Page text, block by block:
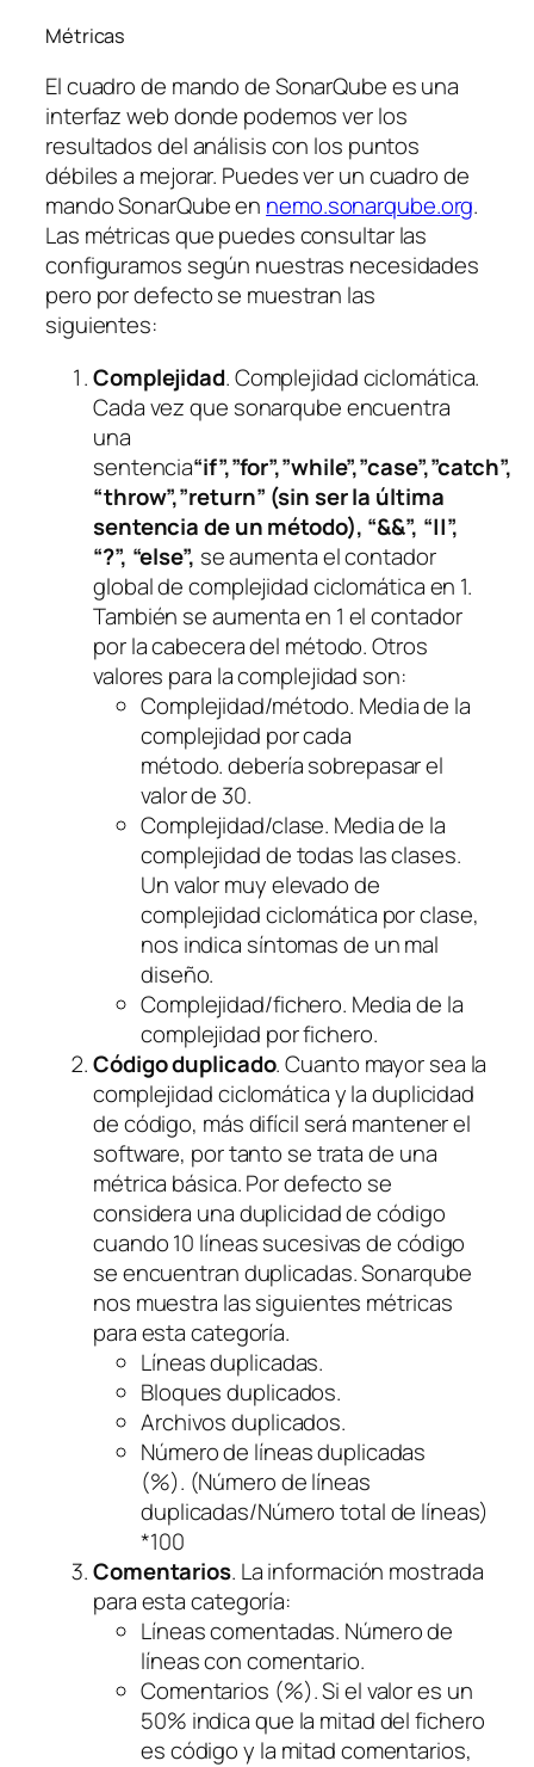
Métricas
El cuadro de mando de SonarQube es una
interfaz web donde podemos ver los
resultados del análisis con los puntos
débiles a mejorar. Puedes ver un cuadro de
mando SonarQube en nemo.sonarqube.org.
Las métricas que puedes consultar las
configuramos según nuestras necesidades
pero por defecto se muestran las
siguientes:
Complejidad. Complejidad ciclomática.
Cada vez que sonarqube encuentra
una
sentencia“if”,”for”,”while”,”case”,”catch”,
“throw”,”return” (sin ser la última
sentencia de un método), “&&”, “||”,
“?”, “else”, se aumenta el contador
global de complejidad ciclomática en 1.
También se aumenta en 1 el contador
por la cabecera del método. Otros
valores para la complejidad son:
Complejidad/método. Media de la
complejidad por cada
método. debería sobrepasar el
valor de 30.
Complejidad/clase. Media de la
complejidad de todas las clases.
Un valor muy elevado de
complejidad ciclomática por clase,
nos indica síntomas de un mal
diseño.
Complejidad/fichero. Media de la
complejidad por fichero.
Código duplicado. Cuanto mayor sea la
complejidad ciclomática y la duplicidad
de código, más difícil será mantener el
software, por tanto se trata de una
métrica básica. Por defecto se
considera una duplicidad de código
cuando 10 líneas sucesivas de código
se encuentran duplicadas. Sonarqube
nos muestra las siguientes métricas
para esta categoría.
Líneas duplicadas.
Bloques duplicados.
Archivos duplicados.
Número de líneas duplicadas
(%). (Número de líneas
duplicadas/Número total de líneas)
*100
Comentarios. La información mostrada
para esta categoría:
Líneas comentadas. Número de
líneas con comentario.
Comentarios (%). Si el valor es un
50% indica que la mitad del fichero
es código y la mitad comentarios,